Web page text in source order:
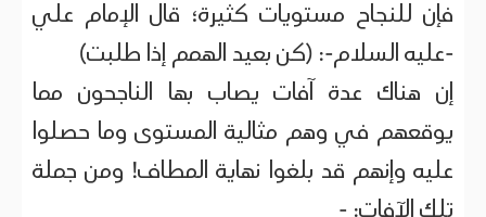
فإن للنجاح مستويات كثيرة؛ قال الإمام علي
-عليه السلام-: (كن بعيد الهمم إذا طلبت)
إن هناك عدة آفات يصاب بها الناجحون مما
يوقعهم في وهم مثالية المستوى وما حصلوا
عليه وإنهم قد بلغوا نهاية المطاف! ومن جملة